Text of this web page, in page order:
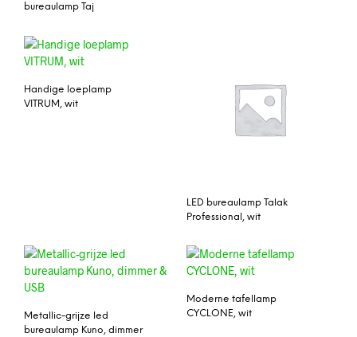
bureaulamp Taj
Handige loeplamp
VITRUM, wit
LED bureaulamp Talak
Professional, wit
Metallic-grijze led
bureaulamp Kuno, dimmer
Moderne tafellamp
CYCLONE, wit